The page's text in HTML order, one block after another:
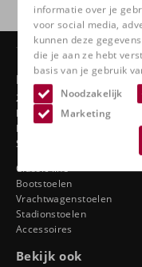
informatie over je
voor social media,
kunnen deze
die je aan ze hebt
basis van je gebruik
Noodzakelijk
Marketing
Producten
24 uurs stoelen
Draaistoelen
Ergonomische autostoelen
Sportstoelen
Classic line
Bootstoelen
Vrachtwagenstoelen
Stadionstoelen
Accessoires
Bekijk ook